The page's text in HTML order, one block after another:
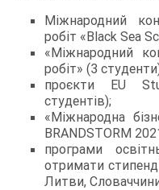
Міжнародний
робіт «Black Sea
«Міжнародний
робіт» (3
проєкти EU
студентів);
«Міжнародна
BRANDSTORM
програми
отримати
Литви,